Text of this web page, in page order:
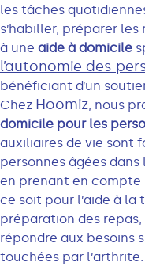
les tâches
s’habiller, préparer
à une aide à domicile
l’autonomie des
bénéficiant d’un
Chez Hoomiz, nous
domicile pour les
auxiliaires de vie sont
personnes âgées
en prenant en compte
ce soit pour l’aide à
préparation des
répondre aux besoins
touchées par l’arthrite.